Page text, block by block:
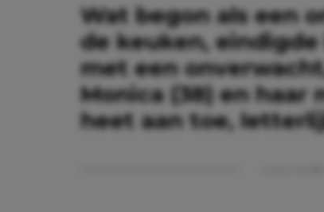
Wat begon als een
de keuken,
met een
Monica (38) en
heet aan toe,